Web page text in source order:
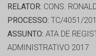
RELATOR: CONS.
PROCESSO: TC/4051/
ASSUNTO: ATA DE
ADMINISTRATIVO 2017